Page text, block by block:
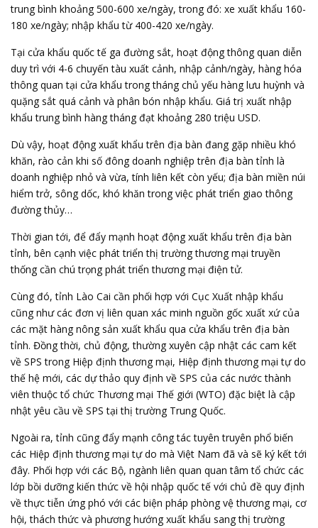
trung bình khoảng 500-600 xe/ngày, trong đó: xe xuất khẩu 160-
180 xe/ngày; nhập khẩu từ 400-420 xe/ngày.
Tại cửa khẩu quốc tế ga đường sắt, hoạt động thông quan diễn
duy trì với 4-6 chuyến tàu xuất cảnh, nhập cảnh/ngày, hàng hóa
thông quan tại cửa khẩu trong tháng chủ yếu hàng lưu huỳnh và
quặng sắt quá cảnh và phân bón nhập khẩu. Giá trị xuất nhập
khẩu trung bình hàng tháng đạt khoảng 280 triệu USD.
Dù vậy, hoạt động xuất khẩu trên địa bàn đang gặp nhiều khó
khăn, rào cản khi số đông doanh nghiệp trên địa bàn tỉnh là
doanh nghiệp nhỏ và vừa, tính liên kết còn yếu; địa bàn miền núi
hiểm trở, sông dốc, khó khăn trong việc phát triển giao thông
đường thủy…
Thời gian tới, để đẩy mạnh hoạt động xuất khẩu trên địa bàn
tỉnh, bên cạnh việc phát triển thị trường thương mại truyền
thống cần chú trọng phát triển thương mại điện tử.
Cùng đó, tỉnh Lào Cai cần phối hợp với Cục Xuất nhập khẩu
cũng như các đơn vị liên quan xác minh nguồn gốc xuất xứ của
các mặt hàng nông sản xuất khẩu qua cửa khẩu trên địa bàn
tỉnh. Đồng thời, chủ động, thường xuyên cập nhật các cam kết
về SPS trong Hiệp định thương mại, Hiệp định thương mại tự do
thế hệ mới, các dự thảo quy định về SPS của các nước thành
viên thuộc tổ chức Thương mại Thế giới (WTO) đặc biệt là cập
nhật yêu cầu về SPS tại thị trường Trung Quốc.
Ngoài ra, tỉnh cũng đẩy mạnh công tác tuyên truyên phổ biến
các Hiệp định thương mại tự do mà Việt Nam đã và sẽ ký kết tới
đây. Phối hợp với các Bộ, ngành liên quan quan tâm tổ chức các
lớp bồi dưỡng kiến thức về hội nhập quốc tế với chủ đề quy định
về thực tiễn ứng phó với các biện pháp phòng vệ thương mại, cơ
hội, thách thức và phương hướng xuất khẩu sang thị trường